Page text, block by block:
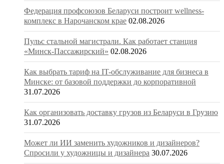
Федерация профсоюзов Беларуси построит wellness-
комплекс в Нарочанском крае 02.08.2026
Пульс стальной магистрали. Как работает станция
«Минск-Пассажирский» 02.08.2026
Как выбрать тариф на IT-обслуживание для бизнеса в
Минске: от базовой поддержки до корпоративной
31.07.2026
Как организовать доставку грузов из Беларуси в Грузию
31.07.2026
Может ли ИИ заменить художников и дизайнеров?
Спросили у художницы и дизайнера 30.07.2026